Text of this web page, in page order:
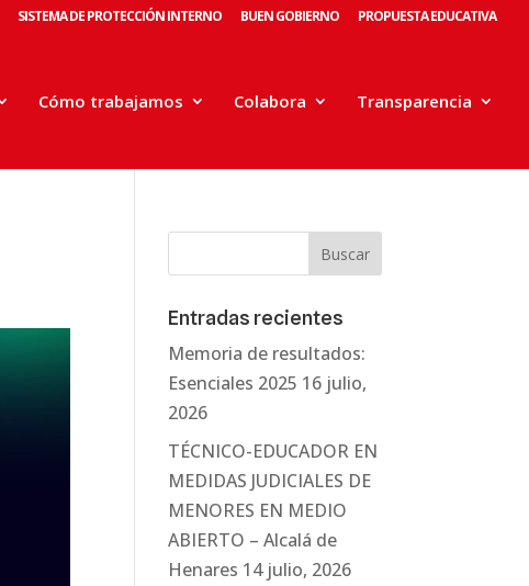
SISTEMA DE PROTECCIÓN INTERNO BUEN GOBIERNO PROPUESTA EDUCATIVA
Cómo trabajamos Colabora Transparencia
Entradas recientes
Memoria de resultados:
Esenciales 2025 16 julio,
2026
TÉCNICO-EDUCADOR EN
MEDIDAS JUDICIALES DE
MENORES EN MEDIO
ABIERTO – Alcalá de
Henares 14 julio, 2026